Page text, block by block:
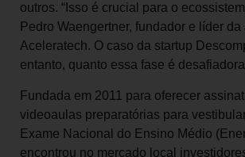
outros. “Isso é crucial para o
Pedro Waengertner, fundador e líder
Aceleratech. O caso da startup
entanto, quanto essa fase é
Fundada em 2011 para oferecer
videoaulas preparatórias para
Exame Nacional do Ensino Médio
encontrou no mercado local